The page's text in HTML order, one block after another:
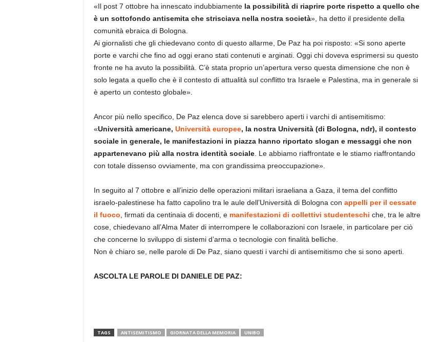
«Il post 7 ottobre ha innescato indubbiamente la possibilità di riaprire porte rispetto a quello che
è un sottofondo antisemita che strisciava nella nostra società», ha detto il presidente della
comunità ebraica di Bologna.
Ai giornalisti che gli chiedevano conto di questo allarme, De Paz ha poi risposto: «Si sono aperte
porte e varchi che fino ad oggi erano stati contenuti e arginati. Oggi chi doveva esprimersi su questo
fronte ne ha avuto la possibilità. C’è stata proprio un’apertura verso questa dimensione che non è
solo legata a quello che è il contesto di attualità sul conflitto tra Israele e Palestina, ma in generale si
è aperto un contesto globale».
Ancor più nello specifico, De Paz elenca dove si sarebbero aperti i varchi di antisemitismo:
«Università americane, Università europee, la nostra Università (di Bologna, ndr), il contesto
sociale in generale, le manifestazioni in piazza hanno riportato slogan e messaggi che non
appartenevano più alla nostra identità sociale. Le abbiamo riaffrontate e le stiamo riaffrontando
con totale dissenso ovviamente, ma con grandissima preoccupazione».
In seguito al 7 ottobre e all’inizio delle operazioni militari israeliana a Gaza, il tema del conflitto
israelo-palestinese ha fatto capolino tra le aule dell’Università di Bologna con appelli per il cessate
il fuoco , firmati da centinaia di docenti, e manifestazioni di collettivi studenteschi che, tra le altre
cose, chiedevano all’Alma Mater di interrompere le collaborazioni con Israele, in particolare per ciò
che concerne lo sviluppo di sistemi d’arma o tecnologie con finalità belliche.
Non è chiaro se, nelle parole di De Paz, siano questi i varchi di antisemitismo che si sono aperti.
ASCOLTA LE PAROLE DI DANIELE DE PAZ:
TAGS ANTISEMITISMO GIORNATA DELLA MEMORIA UNIBO